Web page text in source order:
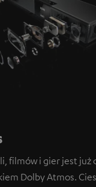
filmów i gier jest już
Dolby Atmos.